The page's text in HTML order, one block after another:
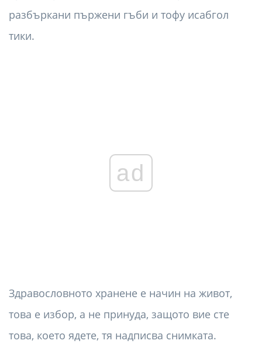
разбъркани пържени гъби и тофу исабгол
тики.
ad
Здравословното хранене е начин на живот,
това е избор, а не принуда, защото вие сте
това, което ядете, тя надписва снимката.